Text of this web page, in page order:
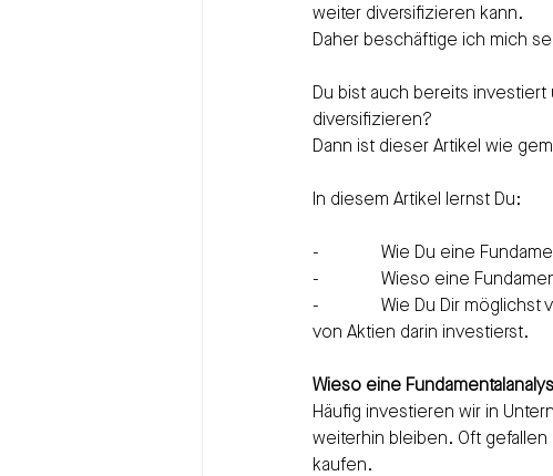
weiter diversifizieren kann.
Daher beschäftige ich mich
Du bist auch bereits
diversifizieren?
Dann ist dieser Artikel wie
In diesem Artikel lernst Du:
-              Wie Du eine
-              Wieso eine
-              Wie Du Dir
von Aktien darin investierst.
Wieso eine
Häufig investieren wir in
weiterhin bleiben. Oft
kaufen.